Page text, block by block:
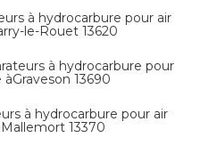
à hydrocarbure pour air
le-Rouet 13620
à hydrocarbure pour
àGraveson 13690
à hydrocarbure pour air
Mallemort 13370